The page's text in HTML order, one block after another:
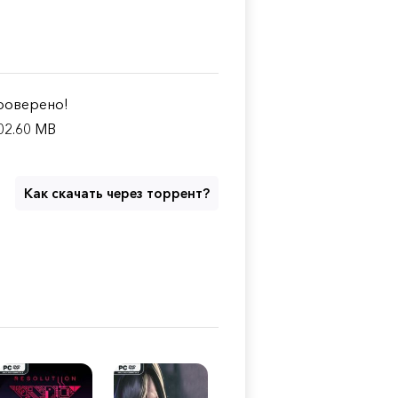
MB
Как скачать через торрент?